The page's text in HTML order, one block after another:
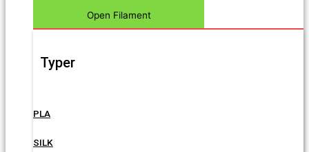
Open Filament
Typer
PLA
SILK